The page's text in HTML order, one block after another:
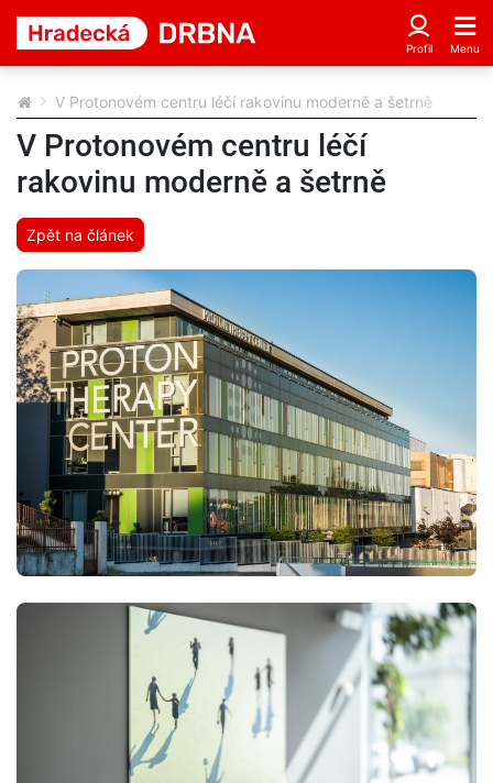
V Protonovém centru léčí rakovinu moderně a šetrně
V Protonovém centru léčí
rakovinu moderně a šetrně
Zpět na článek